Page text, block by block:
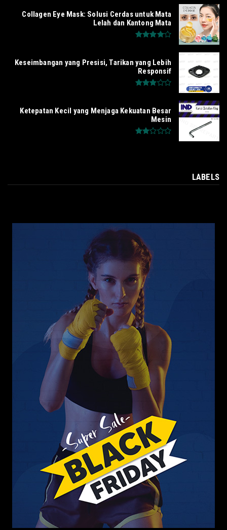
Collagen Eye Mask: Solusi Cerdas untuk Mata
Lelah dan Kantong Mata
Keseimbangan yang Presisi, Tarikan yang Lebih
Responsif
Ketepatan Kecil yang Menjaga Kekuatan Besar
Mesin
LABELS